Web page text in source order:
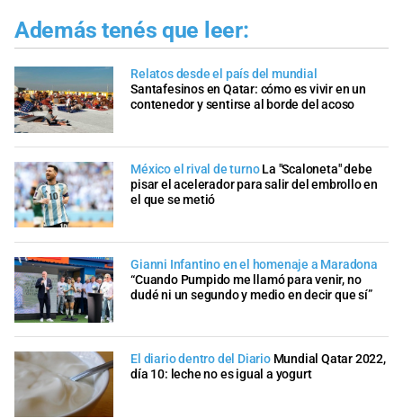
Además tenés que leer:
Relatos desde el país del mundial
Santafesinos en Qatar: cómo es vivir en un
contenedor y sentirse al borde del acoso
México el rival de turno La "Scaloneta" debe
pisar el acelerador para salir del embrollo en
el que se metió
Gianni Infantino en el homenaje a Maradona
“Cuando Pumpido me llamó para venir, no
dudé ni un segundo y medio en decir que sí”
El diario dentro del Diario Mundial Qatar 2022,
día 10: leche no es igual a yogurt